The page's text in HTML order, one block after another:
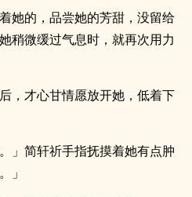
她的，品尝她的芳甜，没留给
稍微缓过气息时，就再次用力
，才心甘情愿放开她，低着下
」简轩祈手指抚摸着她有点肿
」